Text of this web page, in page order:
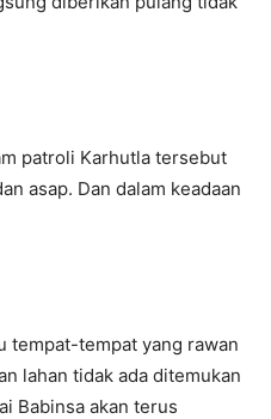
patroli Karhutla tersebut
asap. Dan dalam keadaan
tempat-tempat yang rawan
lahan tidak ada ditemukan
Babinsa akan terus